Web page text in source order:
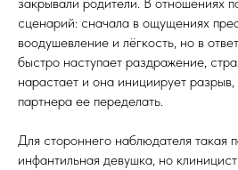
сценарий: сначала в ощущениях
воодушевление и лёгкость, но в
быстро наступает раздражение,
нарастает и она инициирует разрыв,
партнера ее переделать.
Для стороннего наблюдателя такая
инфантильная девушка, но